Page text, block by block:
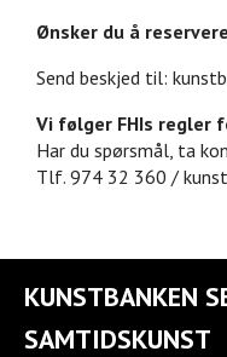
Ønsker du å
Send beskjed til:
Vi følger FHIs regler
Har du spørsmål, ta
Tlf. 974 32 360 /
KUNSTBANKEN
SAMTIDSKUNST